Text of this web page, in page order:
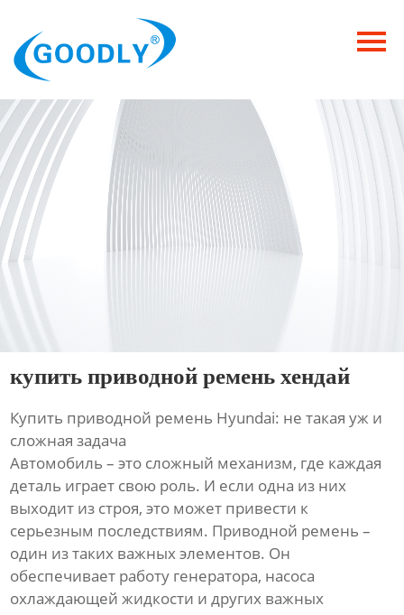
Продукция
ОТРАСЛИ
Категория
Новости
Контакты
купить приводной ремень хендай
Купить приводной ремень Hyundai: не такая уж и
сложная задача
Автомобиль – это сложный механизм, где каждая
деталь играет свою роль. И если одна из них
выходит из строя, это может привести к
серьезным последствиям. Приводной ремень –
один из таких важных элементов. Он
обеспечивает работу генератора, насоса
охлаждающей жидкости и других важных